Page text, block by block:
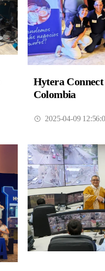
Hytera
Colombia
2025-04-09